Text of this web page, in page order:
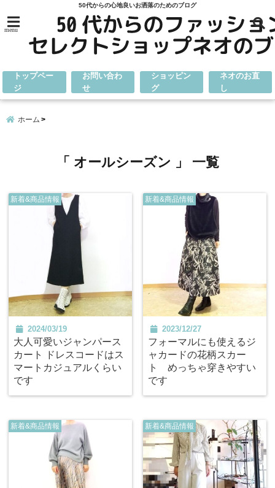
50代からの心地良いお洒落のためのブログ
menu
トップペー
ジ
お問い合わ
せ
ショッピン
グ
ネオのお直
し
ホーム
「 オールシーズン 」 一覧
新着&商品情報
2024/03/19
大人可愛いジャンパース
カート ドレスコードはス
マートカジュアルくらい
です
新着&商品情報
2023/12/27
フォーマルにも使えるジ
ャカードの花柄スカー
ト めっちゃ穿きやすい
です
新着&商品情報 新着&商品情報